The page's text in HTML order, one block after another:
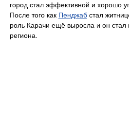
город стал эффективной и хорошо
После того как Пенджаб стал
роль Карачи ещё выросла и он
региона.